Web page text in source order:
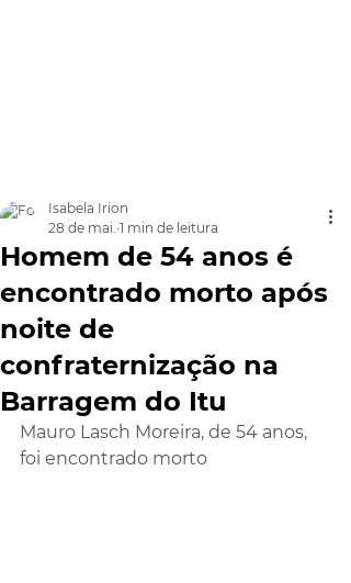
Homem de 54 anos é
encontrado morto após
noite de
confraternização na
Barragem do Itu
Isabela Irion
28 de mai. 1 min de leitura
Mauro Lasch Moreira, de 54 anos,
foi encontrado morto